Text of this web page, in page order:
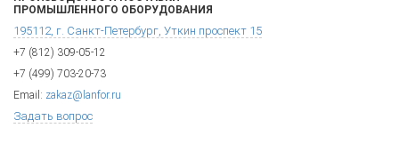
ПРОМЫШЛЕННОГО ОБОРУДОВАНИЯ
195112, г. Санкт-Петербург, Уткин проспект 15
+7 (812) 309-05-12
+7 (499) 703-20-73
Email: zakaz@lanfor.ru
Задать вопрос